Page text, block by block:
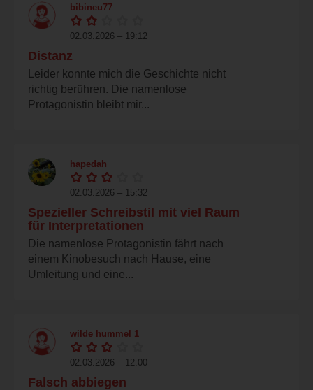
bibineu77
02.03.2026 – 19:12
Distanz
Leider konnte mich die Geschichte nicht
richtig berühren. Die namenlose
Protagonistin bleibt mir...
hapedah
02.03.2026 – 15:32
Spezieller Schreibstil mit viel Raum
für Interpretationen
Die namenlose Protagonistin fährt nach
einem Kinobesuch nach Hause, eine
Umleitung und eine...
wilde hummel 1
02.03.2026 – 12:00
Falsch abbiegen